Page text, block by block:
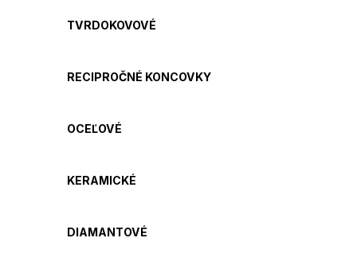
TVRDOKOVOVÉ
RECIPROČNÉ KONCOVKY
OCEĽOVÉ
KERAMICKÉ
DIAMANTOVÉ